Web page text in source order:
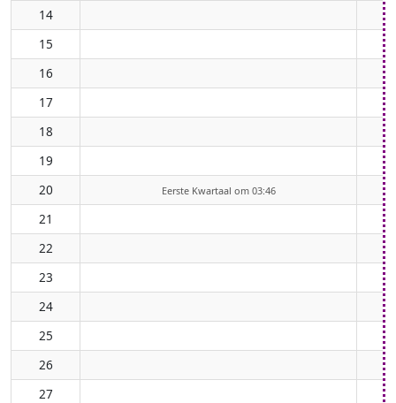
14
15
16
17
18
19
20
Eerste Kwartaal om 03:46
21
22
23
24
25
26
27